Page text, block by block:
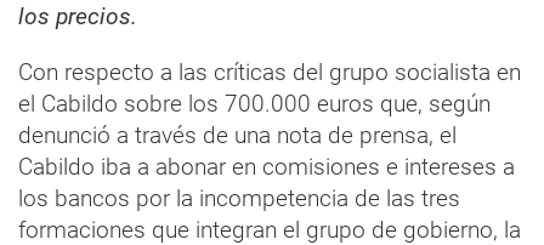
los precios.
Con respecto a las críticas del grupo socialista en
el Cabildo sobre los 700.000 euros que, según
denunció a través de una nota de prensa, el
Cabildo iba a abonar en comisiones e intereses a
los bancos por la incompetencia de las tres
formaciones que integran el grupo de gobierno, la